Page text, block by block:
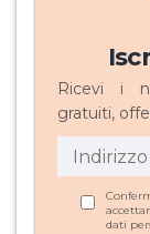
Ricevi i
gratuiti,
dati